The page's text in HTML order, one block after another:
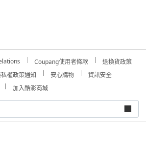
Coupang使用者條款
退換貨政策
權政策通知 安心購物
資訊安全
加入酷澎商城